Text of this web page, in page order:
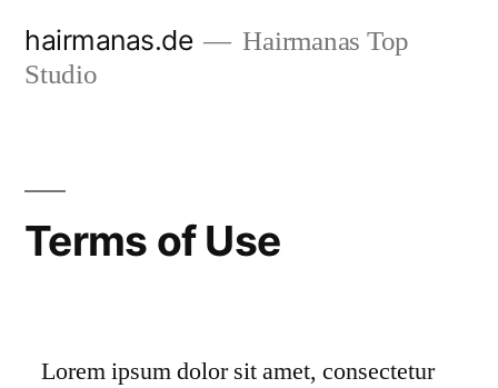
Inhalt
hairmanas.de
Hairmanas Top
Studio
Terms of Use
Lorem ipsum dolor sit amet, consectetur